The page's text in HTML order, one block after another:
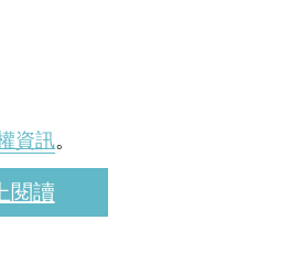
資訊。
閱讀